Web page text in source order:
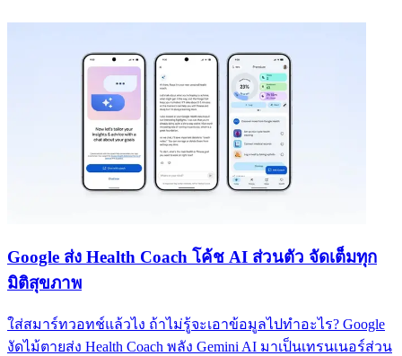
Google ส่ง Health Coach โค้ช AI ส่วนตัว จัดเต็มทุก
มิติสุขภาพ
ใส่สมาร์ทวอทช์แล้วไง ถ้าไม่รู้จะเอาข้อมูลไปทำอะไร? Google
งัดไม้ตายส่ง Health Coach พลัง Gemini AI มาเป็นเทรนเนอร์ส่วน